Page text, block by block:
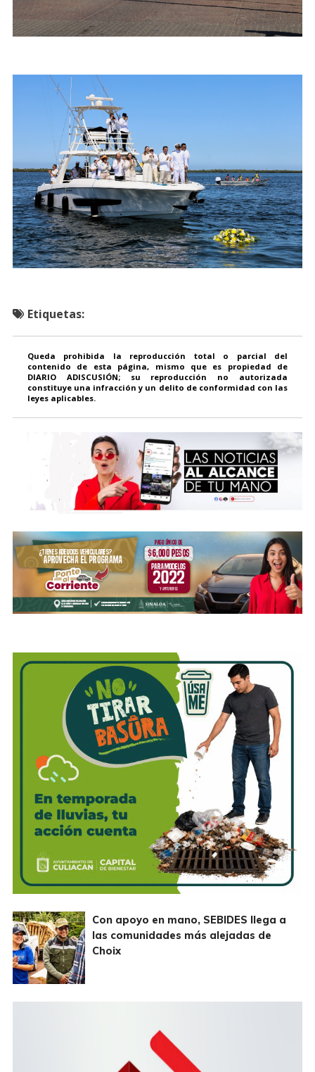
Etiquetas:
Queda prohibida la reproducción total o parcial del
contenido de esta página, mismo que es propiedad de
DIARIO ADISCUSIÓN; su reproducción no autorizada
constituye una infracción y un delito de conformidad con las
leyes aplicables.
Con apoyo en mano, SEBIDES llega a
las comunidades más alejadas de
Choix